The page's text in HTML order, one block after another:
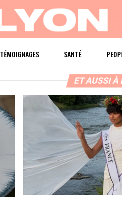
TÉMOIGNAGES SANTÉ
ET AUSSI À